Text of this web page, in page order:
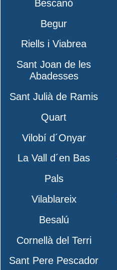
Bescanó
Begur
Riells i Viabrea
Sant Joan de les
Abadesses
Sant Julià de Ramis
Quart
Vilobí d´Onyar
La Vall d´en Bas
Pals
Vilablareix
Besalú
Cornellà del Terri
Sant Pere Pescador